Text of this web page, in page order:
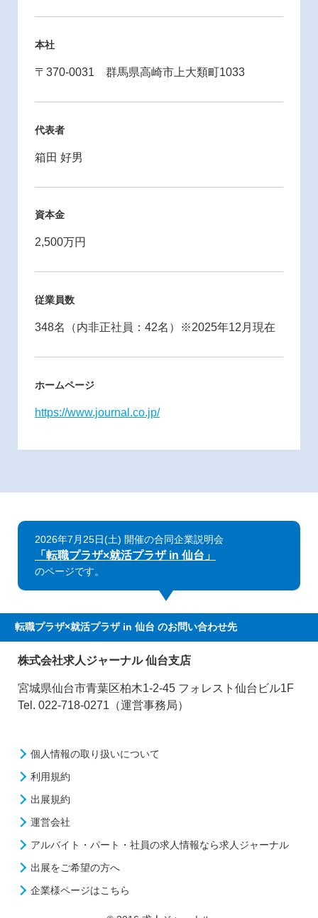
本社
〒370-0031 群馬県高崎市上大類町1033
代表者
箱田 好男
資本金
2,500万円
従業員数
348名（内非正社員：42名）※2025年12月現在
ホームページ
https://www.journal.co.jp/
2026年7月25日(土) 開催の合同企業説明会
「転職プラザ×就活プラザ in 仙台」
のページです。
転職プラザ×就活プラザ in 仙台 のお問い合わせ先
株式会社求人ジャーナル 仙台支店
宮城県仙台市青葉区柏木1-2-45 フォレスト仙台ビル1F
Tel. 022-718-0271（運営事務局）
個人情報の取り扱いについて
利用規約
出展規約
運営会社
アルバイト・パート・社員の求人情報なら求人ジャーナル
出展をご希望の方へ
企業様ページはこちら